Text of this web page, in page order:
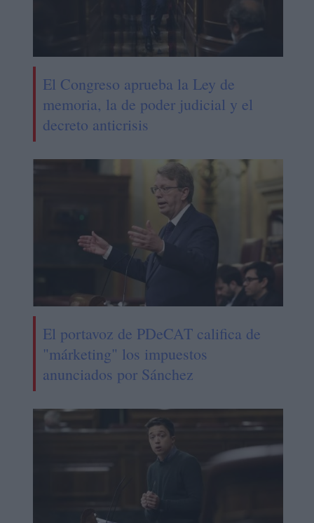
El Congreso aprueba la Ley de
memoria, la de poder judicial y el
decreto anticrisis
El portavoz de PDeCAT califica de
"márketing" los impuestos
anunciados por Sánchez